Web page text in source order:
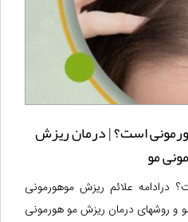
است؟ | درمان ریزش
مو
درادامه علائم ریزش موهورمونی
و روشهای درمان ریزش مو هورمونی